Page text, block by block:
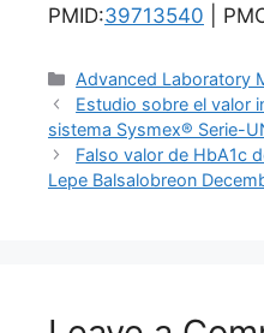
PMID:39713540 |
Categories
Advanced Laboratory
Estudio sobre el valor
sistema Sysmex® Serie-
Falso valor de HbA1c
Lepe Balsalobreon